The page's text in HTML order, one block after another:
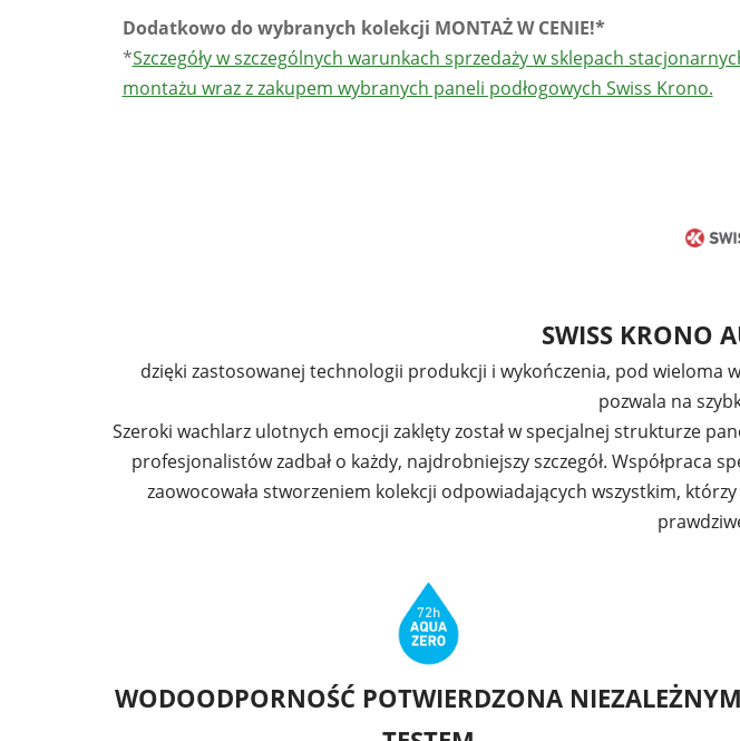
Dodatkowo do wybranych kolekcji MONTAŻ W CENIE!*
*Szczegóły w szczególnych warunkach sprzedaży w sklepach
montażu wraz z zakupem wybranych paneli podłogowych Swiss Krono.
SWISS KRONO
dzięki zastosowanej technologii produkcji i wykończenia, pod wieloma
pozwala na
Szeroki wachlarz ulotnych emocji zaklęty został w specjalnej strukturze
profesjonalistów zadbał o każdy, najdrobniejszy szczegół. Współpraca
zaowocowała stworzeniem kolekcji odpowiadających wszystkim,
WODOODPORNOŚĆ POTWIERDZONA NIEZALEŻNYM